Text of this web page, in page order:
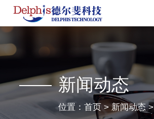
新闻动态
位置：首页 > 新闻动态